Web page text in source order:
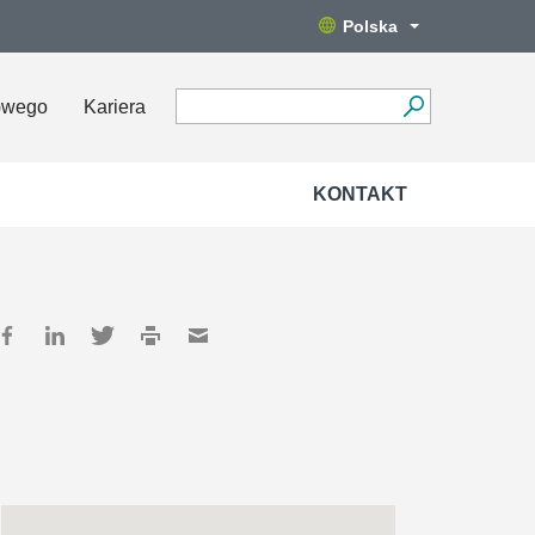
Polska
Kariera
KONTAKT